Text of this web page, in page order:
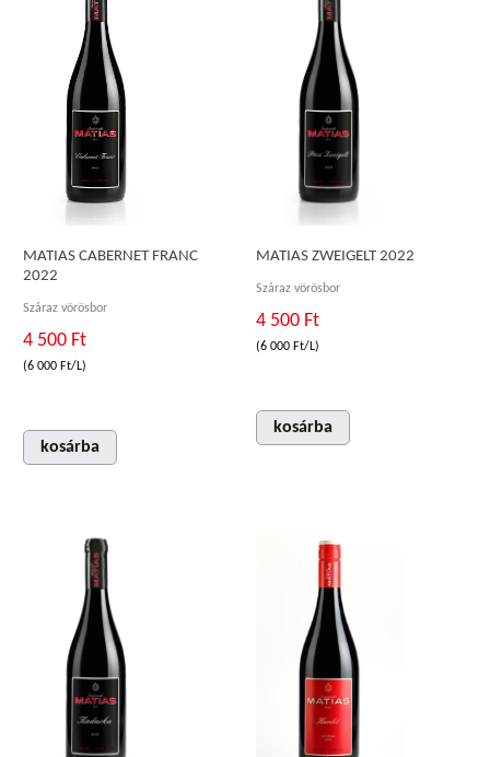
MATIAS CABERNET FRANC
2022
Száraz vörösbor
4 500 Ft
(6 000 Ft/L)
kosárba
MATIAS ZWEIGELT 2022
Száraz vörösbor
4 500 Ft
(6 000 Ft/L)
kosárba